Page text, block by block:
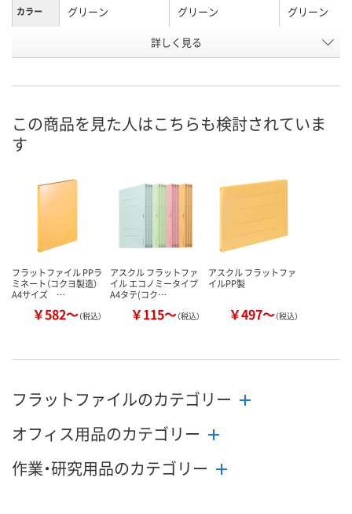
カラー グリーン グリーン グリーン
A4タテ
号
お届け日
数量
カゴへ
数量
詳しく見る
この商品を見た人はこちらも検討されていま
す
フラットファイル PPラ
ミネート（コクヨ製造）
A4サイズ …
￥582～（税込）
アスクル フラットファ
イル エコノミータイプ
A4タテ(コク…
￥115～（税込）
アスクル フラットファ
イルPP製
￥497～（税込）
フラットファイルのカテゴリー
オフィス用品のカテゴリー
作業・研究用品のカテゴリー